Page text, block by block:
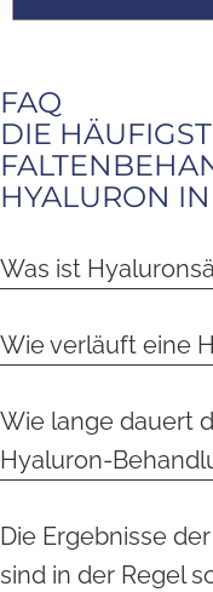
FAQ
DIE
HYALURON
Was ist
Wie verläuft eine
Wie lange dauert
Hyaluron-
Die Ergebnisse
sind in der Regel